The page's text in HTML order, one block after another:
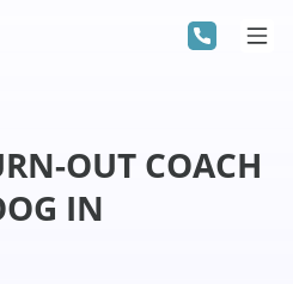
OUT COACH
IN